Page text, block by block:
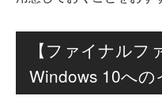
【ファイナルフ
Windows 10へ